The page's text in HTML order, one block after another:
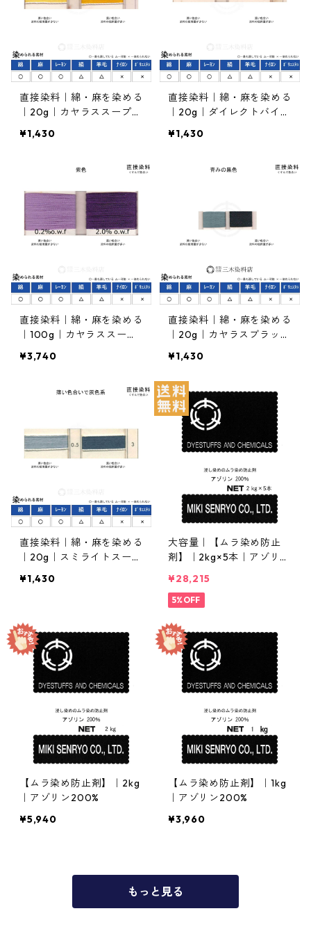
直接染料｜綿・麻を染める
｜20g｜カヤラススープラ
¥1,430
直接染料｜綿・麻を染める
｜20g｜ダイレクトバイオ
¥1,430
直接染料｜綿・麻を染める
｜100g｜カヤラススープ
色）
¥3,740
直接染料｜綿・麻を染める
｜20g｜カヤラスブラック
¥1,430
直接染料｜綿・麻を染める
｜20g｜スミライトスープ
色系）
¥1,430
大容量｜【ムラ染め防止
剤】｜2kg×5本｜アゾリン
¥28,215
5%OFF
【ムラ染め防止剤】｜2kg
｜アゾリン200%
¥5,940
【ムラ染め防止剤】｜1kg
｜アゾリン200%
¥3,960
もっと見る